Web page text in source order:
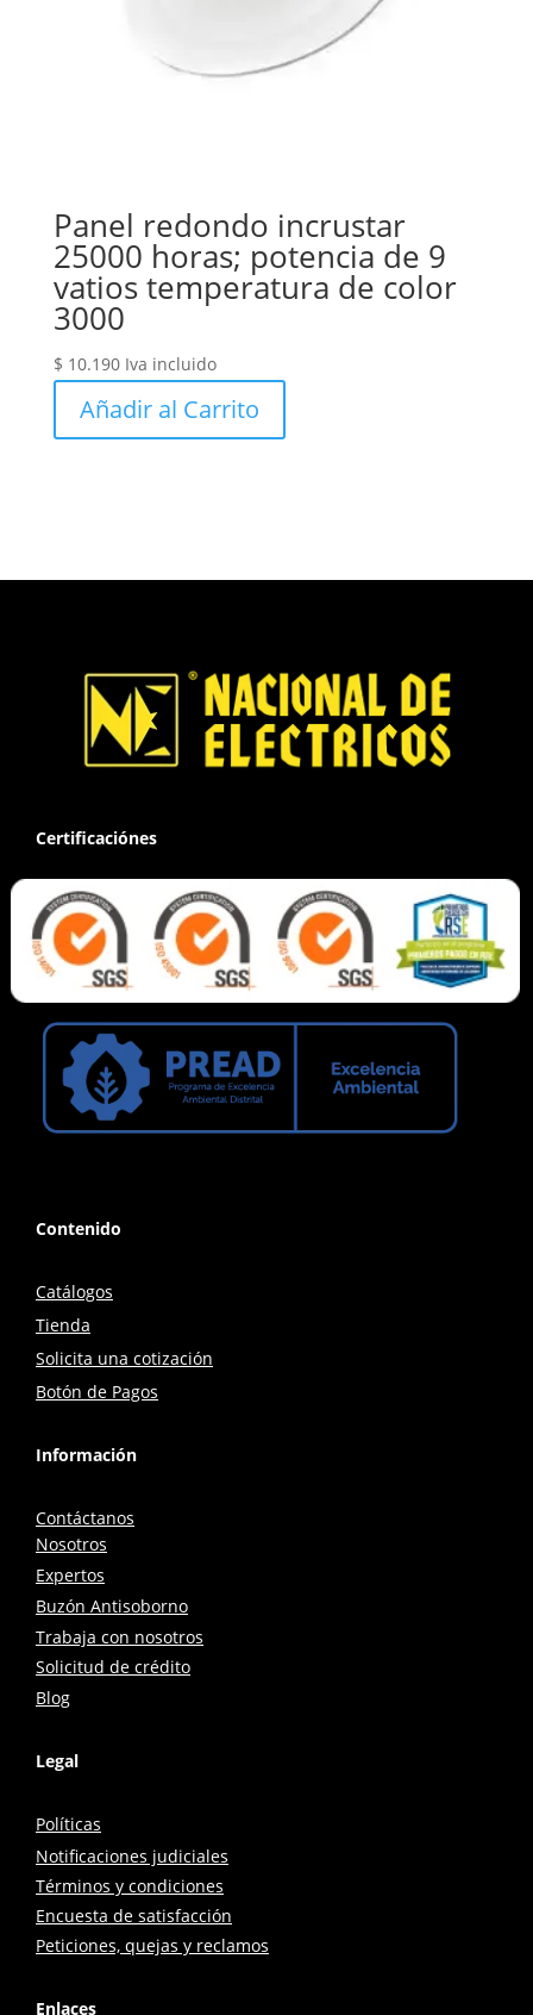
Panel redondo incrustar
25000 horas; potencia de 9
vatios temperatura de color
3000
$ 10.190 Iva incluido
Añadir al Carrito
Certificaciónes
Contenido
Catálogos
Tienda
Solicita una cotización
Botón de Pagos
Información
Contáctanos
Nosotros
Expertos
Buzón Antisoborno
Trabaja con nosotros
Solicitud de crédito
Blog
Legal
Políticas
Notificaciones judiciales
Términos y condiciones
Encuesta de satisfacción
Peticiones, quejas y reclamos
Enlaces